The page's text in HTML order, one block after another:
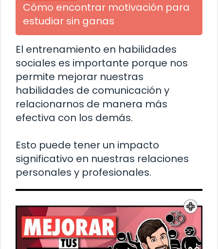
Cómo encontrar motivación para
estudiar sin ganas
El entrenamiento en habilidades
sociales es importante porque nos
permite mejorar nuestras
habilidades de comunicación y
relacionarnos de manera más
efectiva con los demás.
Esto puede tener un impacto
significativo en nuestras relaciones
personales y profesionales.